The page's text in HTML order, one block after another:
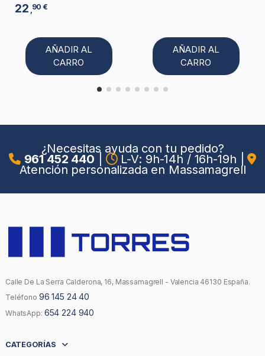
22 ,90 €
AÑADIR AL
CARRO
AÑADIR AL
CARRO
¿Necesitas ayuda con tu pedido?
961 452 440 L-V: 9h-14h / 16h-19h
Atención personalizada en Massamagrell
Calle De La Serra Calderona, 16, Massamagrell - Valencia 46130 España.
Teléfono 96 145 24 40
WhatsApp: 654 224 940
CATEGORÍAS